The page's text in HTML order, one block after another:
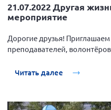
Архангельская область
Владимирская область
Воронежская область
Калининградская
21.07.2022 Другая
мероприятие
Дорогие друзья! Приглашаем
преподавателей,
Читать далее